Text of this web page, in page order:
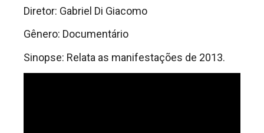
Diretor: Gabriel Di Giacomo
Gênero: Documentário
Sinopse: Relata as manifestações de 2013.